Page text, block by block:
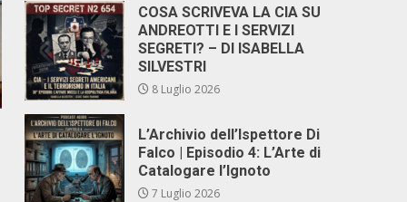
COSA SCRIVEVA LA CIA SU
ANDREOTTI E I SERVIZI
SEGRETI? – DI ISABELLA
SILVESTRI
8 Luglio 2026
L’Archivio dell’Ispettore Di
Falco | Episodio 4: L’Arte di
Catalogare l’Ignoto
7 Luglio 2026